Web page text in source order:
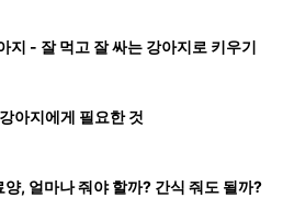
지 - 잘 먹고 잘 싸는 강아지로 키우기
아지에게 필요한 것
, 얼마나 줘야 할까? 간식 줘도 될까?